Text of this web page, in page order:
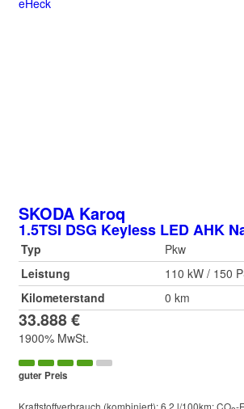
SKODA Karoq
1.5TSI DSG Keyless LED AHK
Typ
Pkw
Leistung
110 kW / 150
Kilometerstand
0 km
33.888 €
1900% MwSt.
guter Preis